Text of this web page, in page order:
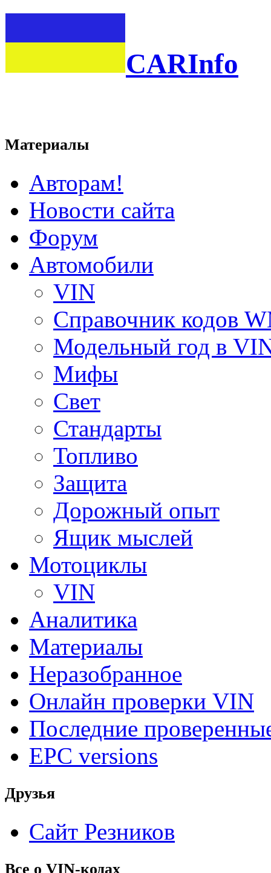
CARInfo
Материалы
Авторам!
Новости сайта
Форум
Автомобили
VIN
Справочник кодов
Модельный год в
Мифы
Свет
Стандарты
Топливо
Защита
Дорожный опыт
Ящик мыслей
Мотоциклы
VIN
Аналитика
Материалы
Неразобранное
Онлайн проверки VIN
Последние
EPC versions
Друзья
Сайт Резников
Все о VIN-кодах